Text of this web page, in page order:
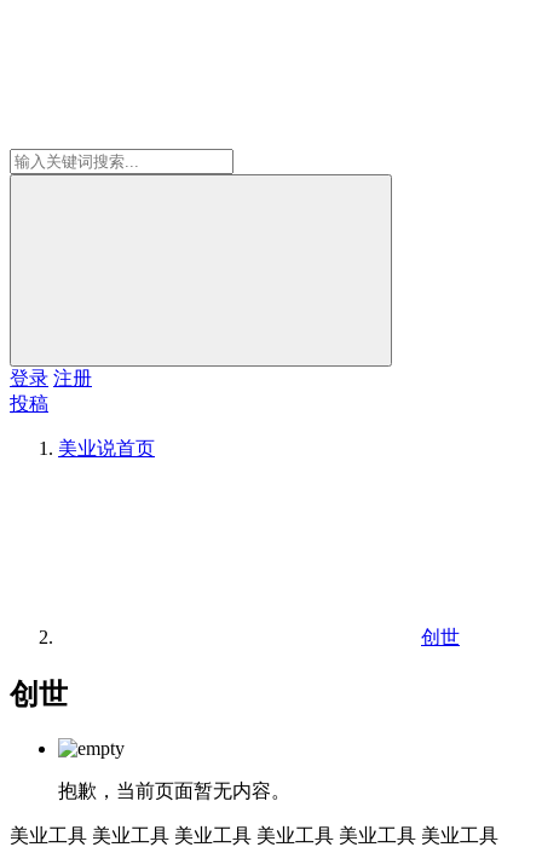
登录 注册
投稿
美业说首页
创世
创世
抱歉，当前页面暂无内容。
美业工具 美业工具 美业工具 美业工具 美业工具 美业工具